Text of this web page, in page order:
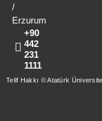
/
Erzurum
+90
442
231
1111
Telif Hakkı © Atatürk